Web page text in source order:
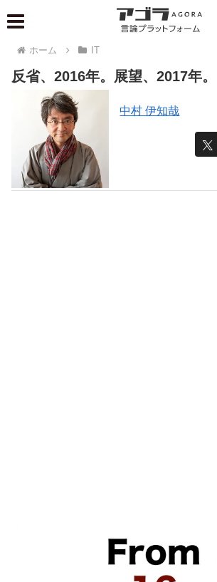
ホーム IT
反省、2016年。展望、2017年。
中村 伊知哉